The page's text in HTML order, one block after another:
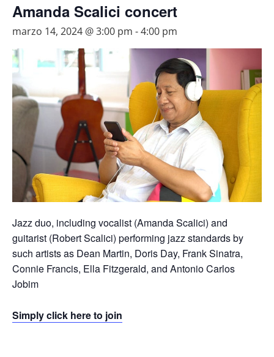
Amanda Scalici concert
marzo 14, 2024 @ 3:00 pm -4:00 pm
Jazz duo, including vocalist (Amanda Scalici) and
guitarist (Robert Scalici) performing jazz standards by
such artists as Dean Martin, Doris Day, Frank Sinatra,
Connie Francis, Ella Fitzgerald, and Antonio Carlos
Jobim
Simply click here to join